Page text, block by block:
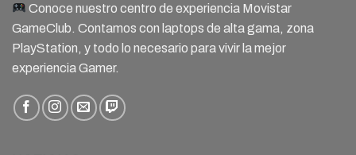
Conoce nuestro centro de experiencia Movistar
GameClub. Contamos con laptops de alta gama, zona
PlayStation, y todo lo necesario para vivir la mejor
experiencia Gamer.